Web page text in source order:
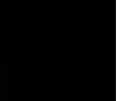
浪「4口
了